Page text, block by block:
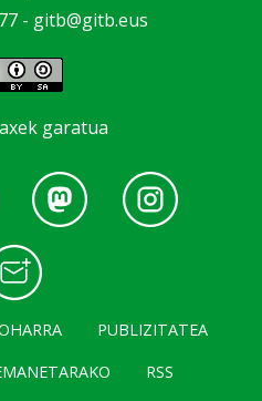
- gitb@gitb.eus
garatua
PUBLIZITATEA
RSS